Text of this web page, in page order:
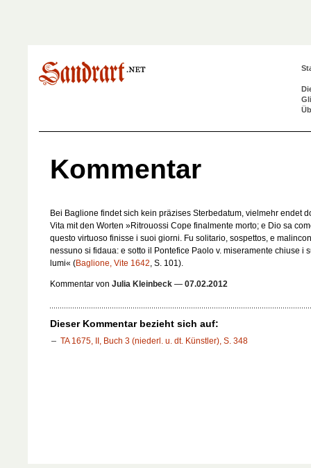
Kommentar
Bei Baglione findet sich kein präzises Sterbedatum, vielmehr endet
Vita mit den Worten »Ritrouossi Cope finalmente morto; e Dio sa
questo virtuoso finisse i suoi giorni. Fu solitario, sospettos, e
nessuno si fidaua: e sotto il Pontefice Paolo v. miseramente chiuse i
lumi« (Baglione, Vite 1642, S. 101).
Kommentar von Julia Kleinbeck — 07.02.2012
Dieser Kommentar bezieht sich auf:
TA 1675, II, Buch 3 (niederl. u. dt. Künstler), S. 348